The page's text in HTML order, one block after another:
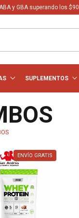
y GBA superando los $90.000
SUPLEMENTOS
ENVÍO GRATIS